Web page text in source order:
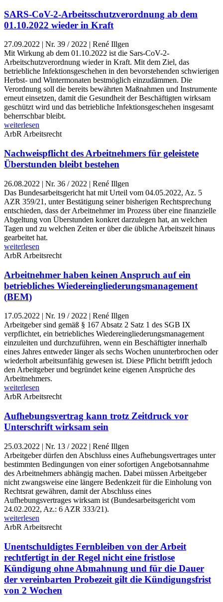
SARS-CoV-2-Arbeitsschutzverordnung ab dem
01.10.2022 wieder in Kraft
27.09.2022
Nr. 39 / 2022 | René Illgen
Mit Wirkung ab dem 01.10.2022 ist die Sars-CoV-2-
Arbeitschutzverordnung wieder in Kraft. Mit dem Ziel, das
betriebliche Infektionsgeschehen in den bevorstehenden schwierigen
Herbst- und Wintermonaten bestmöglich einzudämmen. Die
Verordnung soll die bereits bewährten Maßnahmen und Instrumente
erneut einsetzen, damit die Gesundheit der Beschäftigten wirksam
geschützt wird und das betriebliche Infektionsgeschehen insgesamt
beherrschbar bleibt.
weiterlesen
ArbRArbeitsrecht
Nachweispflicht des Arbeitnehmers für geleistete
Überstunden bleibt bestehen
26.08.2022 | Nr. 36 / 2022 | René Illgen
Das Bundesarbeitsgericht hat mit Urteil vom 04.05.2022, Az. 5
AZR 359/21, unter Bestätigung seiner bisherigen Rechtsprechung
entschieden, dass der Arbeitnehmer im Prozess über eine finanzielle
Abgeltung von Überstunden konkret darzulegen hat, an welchen
Tagen und zu welchen Zeiten er über die übliche Arbeitszeit hinaus
gearbeitet hat.
weiterlesen
ArbR Arbeitsrecht
Arbeitnehmer haben keinen Anspruch auf ein
betriebliches Wiedereingliederungsmanagement
(BEM)
17.05.2022 | Nr. 19 / 2022 | René Illgen
Arbeitgeber sind gemäß § 167 Absatz 2 Satz 1 des SGB IX
verpflichtet, ein betriebliches Wiedereingliederungsmanagement
einzuleiten und durchzuführen, wenn ein Beschäftigter innerhalb
eines Jahres entweder länger als sechs Wochen ununterbrochen oder
wiederholt arbeitsunfähig gewesen ist. Diese Pflicht betrifft jedoch
den Arbeitgeber und begründet keine eigenen Ansprüche des
Arbeitnehmers.
weiterlesen
ArbR Arbeitsrecht
Aufhebungsvertrag kann trotz Zeitdruck vor
Unterschrift wirksam sein
25.03.2022 | Nr. 13 / 2022 | René Illgen
Arbeitgeber dürfen den Abschluss eines Aufhebungsvertrages unter
bestimmten Bedingungen von einer sofortigen Angebotsannahme
des Arbeitnehmers abhängig machen. Dabei müssen Arbeitgeber
nicht zwangsweise eine längere Bedenkzeit für die Einholung von
Rechtsrat gewähren, damit der Abschluss eines
Aufhebungsvertrages wirksam ist (Bundesarbeitsgericht vom
24.02.2022, Az.: 6 AZR 333/21).
weiterlesen
ArbR Arbeitsrecht
Unentschuldigtes Fernbleiben von der Arbeit
rechtfertigt in der Regel nicht eine fristlose
Kündigung ohne Abmahnung und für die Dauer
der vereinbarten Probezeit gilt die Kündigungsfrist
von 2 Wochen